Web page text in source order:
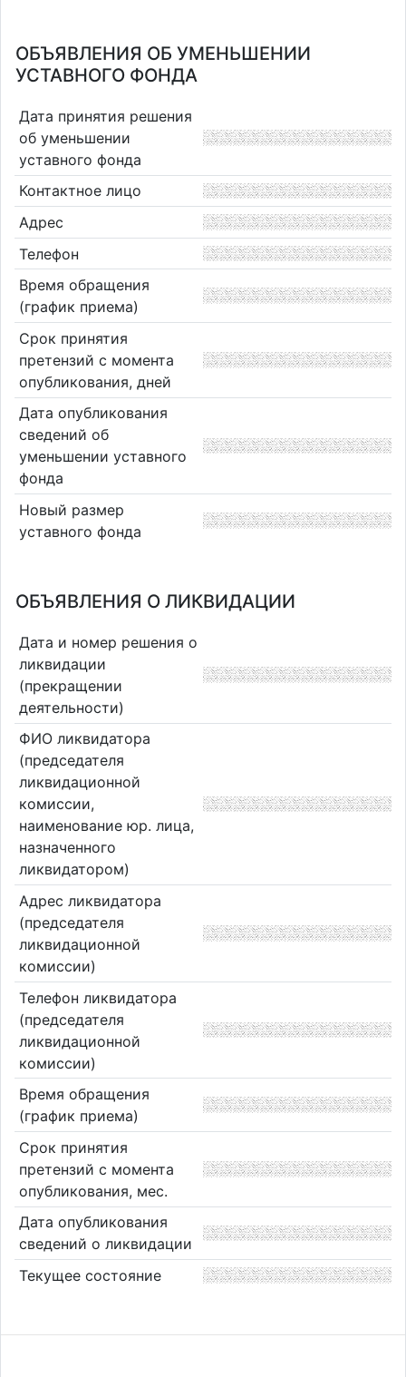
ОБЪЯВЛЕНИЯ ОБ УМЕНЬШЕНИИ
УСТАВНОГО ФОНДА
Дата принятия решения
об уменьшении
уставного фонда
Контактное лицо
Адрес
Телефон
Время обращения
(график приема)
Срок принятия
претензий с момента
опубликования, дней
Дата опубликования
сведений об
уменьшении уставного
фонда
Новый размер
уставного фонда
ОБЪЯВЛЕНИЯ О ЛИКВИДАЦИИ
Дата и номер решения о
ликвидации
(прекращении
деятельности)
ФИО ликвидатора
(председателя
ликвидационной
комиссии,
наименование юр. лица,
назначенного
ликвидатором)
Адрес ликвидатора
(председателя
ликвидационной
комиссии)
Телефон ликвидатора
(председателя
ликвидационной
комиссии)
Время обращения
(график приема)
Срок принятия
претензий с момента
опубликования, мес.
Дата опубликования
сведений о ликвидации
Текущее состояние